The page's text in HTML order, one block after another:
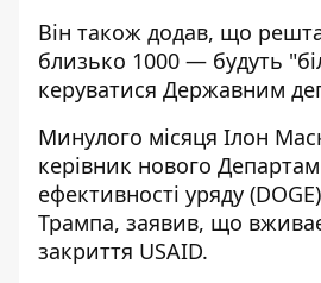
Він також додав, що
близько 1000 — будуть
керуватися Державним
Минулого місяця Ілон
керівник нового
ефективності уряду
Трампа, заявив, що
закриття USAID.